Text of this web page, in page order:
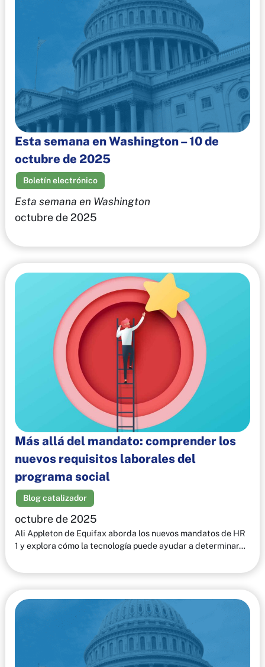
Esta semana en Washington – 10 de
octubre de 2025
Boletín electrónico
Esta semana en Washington
octubre de 2025
Más allá del mandato: comprender los
nuevos requisitos laborales del
programa social
Blog catalizador
octubre de 2025
Ali Appleton de Equifax aborda los nuevos mandatos de HR
1 y explora cómo la tecnología puede ayudar a determinar…